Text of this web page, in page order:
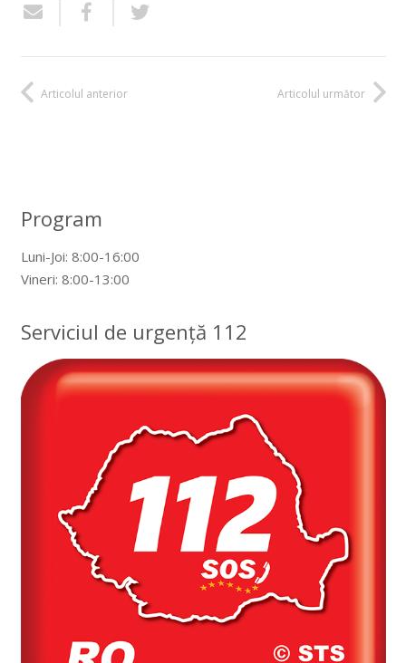
Articolul anterior Articolul următor
Program
Luni-Joi: 8:00-16:00
Vineri: 8:00-13:00
Serviciul de urgență 112